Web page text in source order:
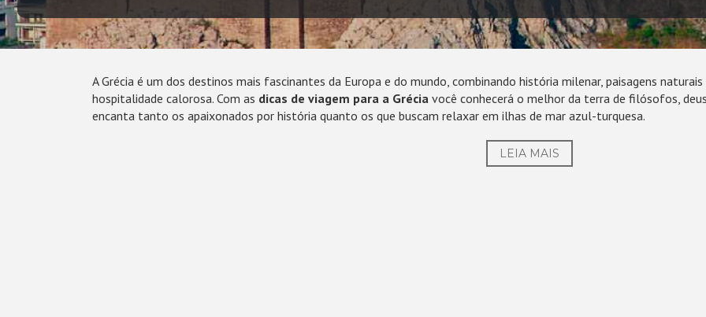
A Grécia é um dos destinos mais fascinantes da Europa e do mundo, combinando história milenar, paisagens
hospitalidade calorosa. Com as dicas de viagem para a Grécia você conhecerá o melhor da terra de filósofos,
encanta tanto os apaixonados por história quanto os que buscam relaxar em ilhas de mar azul-turquesa.
LEIA MAIS